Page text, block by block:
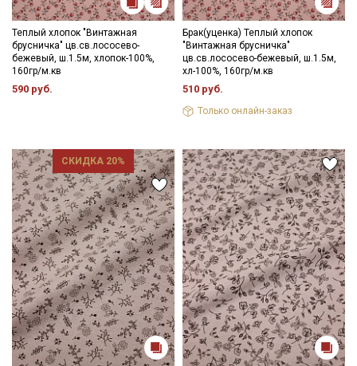
Теплый хлопок "Винтажная
брусничка" цв.св.лососево-
бежевый, ш.1.5м, хлопок-100%,
160гр/м.кв
590 руб.
Брак(уценка) Теплый хлопок
"Винтажная брусничка"
цв.св.лососево-бежевый, ш.1.5м,
хл-100%, 160гр/м.кв
510 руб.
Только онлайн-заказ
СКИДКА 20%